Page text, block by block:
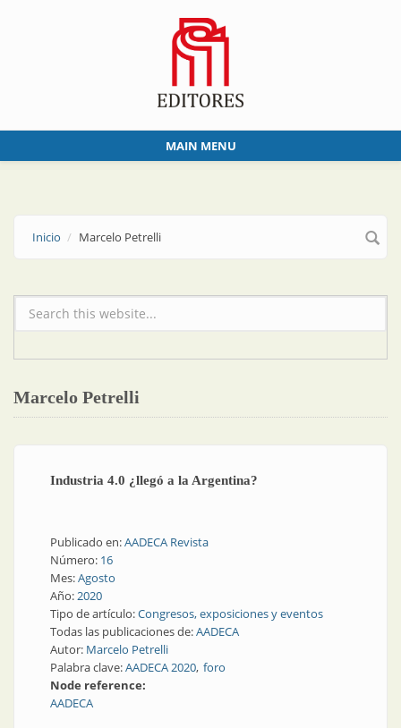
MAIN MENU
Inicio Marcelo Petrelli
Formulario de búsqueda
Marcelo Petrelli
Industria 4.0 ¿llegó a la Argentina?
Publicado en:AADECA Revista
Número: 16
Mes:Agosto
Año:2020
Tipo de artículo:Congresos, exposiciones y eventos
Todas las publicaciones de:AADECA
Autor: Marcelo Petrelli
Palabra clave:AADECA 2020 foro
Node reference:
AADECA